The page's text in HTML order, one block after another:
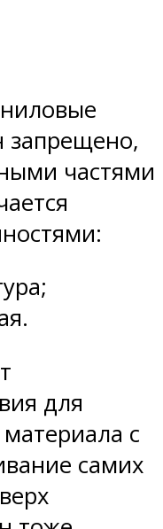
запрещено,
частями
для
с
самих